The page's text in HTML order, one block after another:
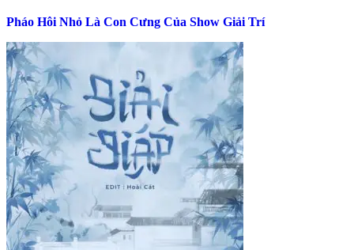
Pháo Hôi Nhỏ Là Con Cưng Của Show Giải Trí